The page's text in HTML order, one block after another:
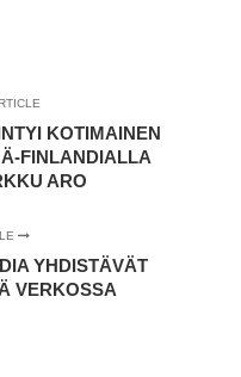
KOTIMAINEN
FINLANDIALLA
ARO
YHDISTÄVÄT
VERKOSSA